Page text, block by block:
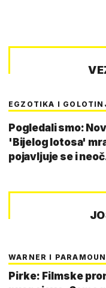
EGZOTIKA I
Pogledali smo:
'Bijelog lotosa'
pojavljuje se i
WARNER I
Pirke: Filmske